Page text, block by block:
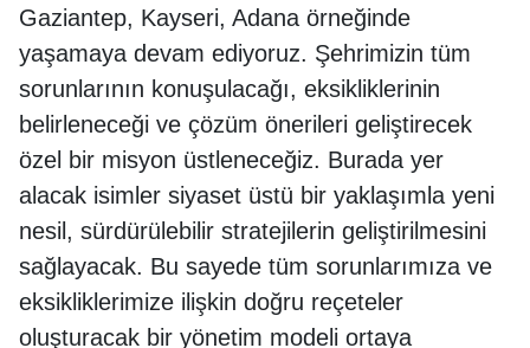
Gaziantep, Kayseri, Adana örneğinde
yaşamaya devam ediyoruz. Şehrimizin tüm
sorunlarının konuşulacağı, eksikliklerinin
belirleneceği ve çözüm önerileri geliştirecek
özel bir misyon üstleneceğiz. Burada yer
alacak isimler siyaset üstü bir yaklaşımla yeni
nesil, sürdürülebilir stratejilerin geliştirilmesini
sağlayacak. Bu sayede tüm sorunlarımıza ve
eksikliklerimize ilişkin doğru reçeteler
oluşturacak bir yönetim modeli ortaya